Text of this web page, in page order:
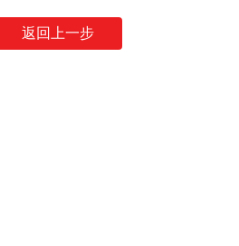
返回上一步